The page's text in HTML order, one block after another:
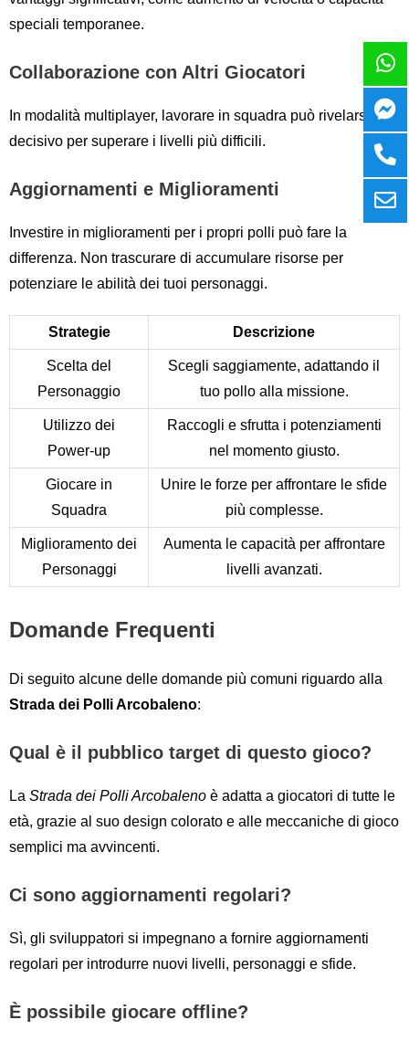
speciali temporanee.
Collaborazione con Altri Giocatori
In modalità multiplayer, lavorare in squadra può rivelarsi
decisivo per superare i livelli più difficili.
Aggiornamenti e Miglioramenti
Investire in miglioramenti per i propri polli può fare la
differenza. Non trascurare di accumulare risorse per
potenziare le abilità dei tuoi personaggi.
Strategie Descrizione
Scelta del
Personaggio
Scegli saggiamente, adattando il
tuo pollo alla missione.
Utilizzo dei
Power-up
Raccogli e sfrutta i potenziamenti
nel momento giusto.
Giocare in
Squadra
Unire le forze per affrontare le sfide
più complesse.
Miglioramento dei
Personaggi
Aumenta le capacità per affrontare
livelli avanzati.
Domande Frequenti
Di seguito alcune delle domande più comuni riguardo alla
Strada dei Polli Arcobaleno:
Qual è il pubblico target di questo gioco?
La Strada dei Polli Arcobaleno è adatta a giocatori di tutte le
età, grazie al suo design colorato e alle meccaniche di gioco
semplici ma avvincenti.
Ci sono aggiornamenti regolari?
Sì, gli sviluppatori si impegnano a fornire aggiornamenti
regolari per introdurre nuovi livelli, personaggi e sfide.
È possibile giocare offline?